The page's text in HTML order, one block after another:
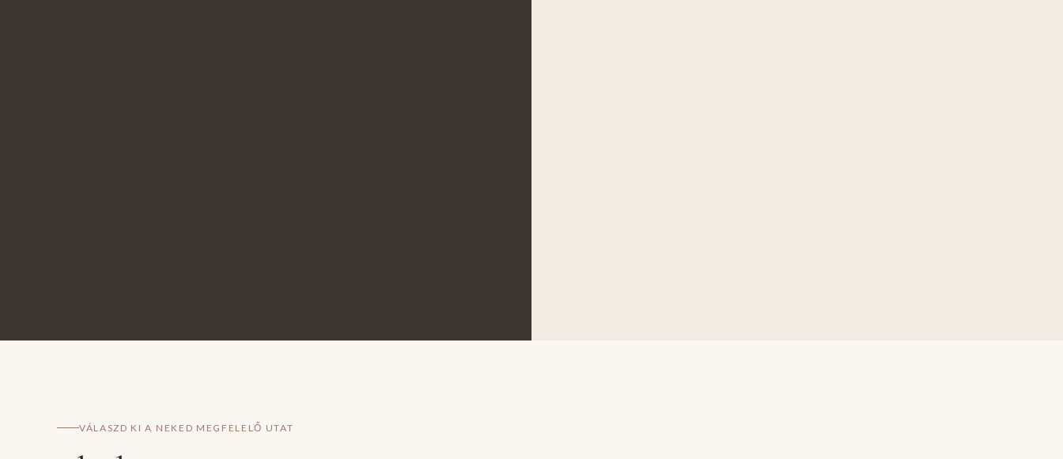
VÁLASZD KI A NEKED MEGFELELŐ UTAT